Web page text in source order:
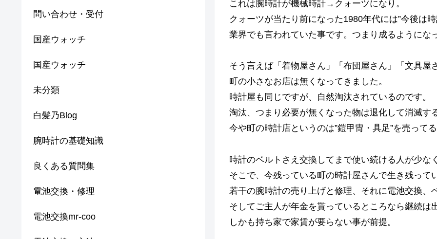
これは腕時計が機械時計→クォーツになり。
クォーツが当たり前になった1980年代には”今後は
業界でも言われていた事です。つまり成るようにな
そう言えば「着物屋さん」「布団屋さん」「文具屋
町の小さなお店は無くなってきました。
時計屋も同じですが、自然淘汰されているのです。
淘汰、つまり必要が無くなった物は退化して消滅す
今や町の時計店というのは”鎧甲冑・具足”を売って
時計のベルトさえ交換してまで使い続ける人が少な
そこで、今残っている町の時計屋さんで生き残って
若干の腕時計の売り上げと修理、それに電池交換、
そしてご主人が年金を貰っているところなら継続は
しかも持ち家で家賃が要らない事が前提。
問い合わせ・受付
国産ウォッチ
国産ウォッチ
未分類
白髪乃Blog
腕時計の基礎知識
良くある質問集
電池交換・修理
電池交換mr-coo